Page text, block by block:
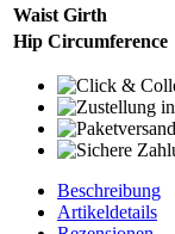
Waist Girth
Hip Circumference
Beschreibung
Artikeldetails